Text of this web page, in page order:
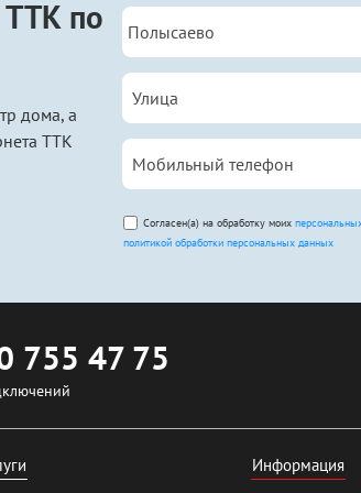
по
дома, а
ТТК
Согласен(а) на обработку моих
политикой обработки персональных данных
755 47 75
Информация